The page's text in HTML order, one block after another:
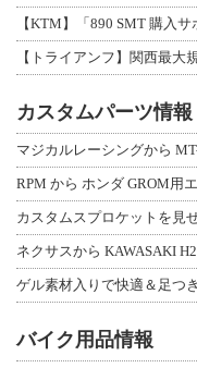
【KTM】「890 SMT 購入
カスタムパーツ情報
ネクサスから KAWASAKI
バイク用品情報